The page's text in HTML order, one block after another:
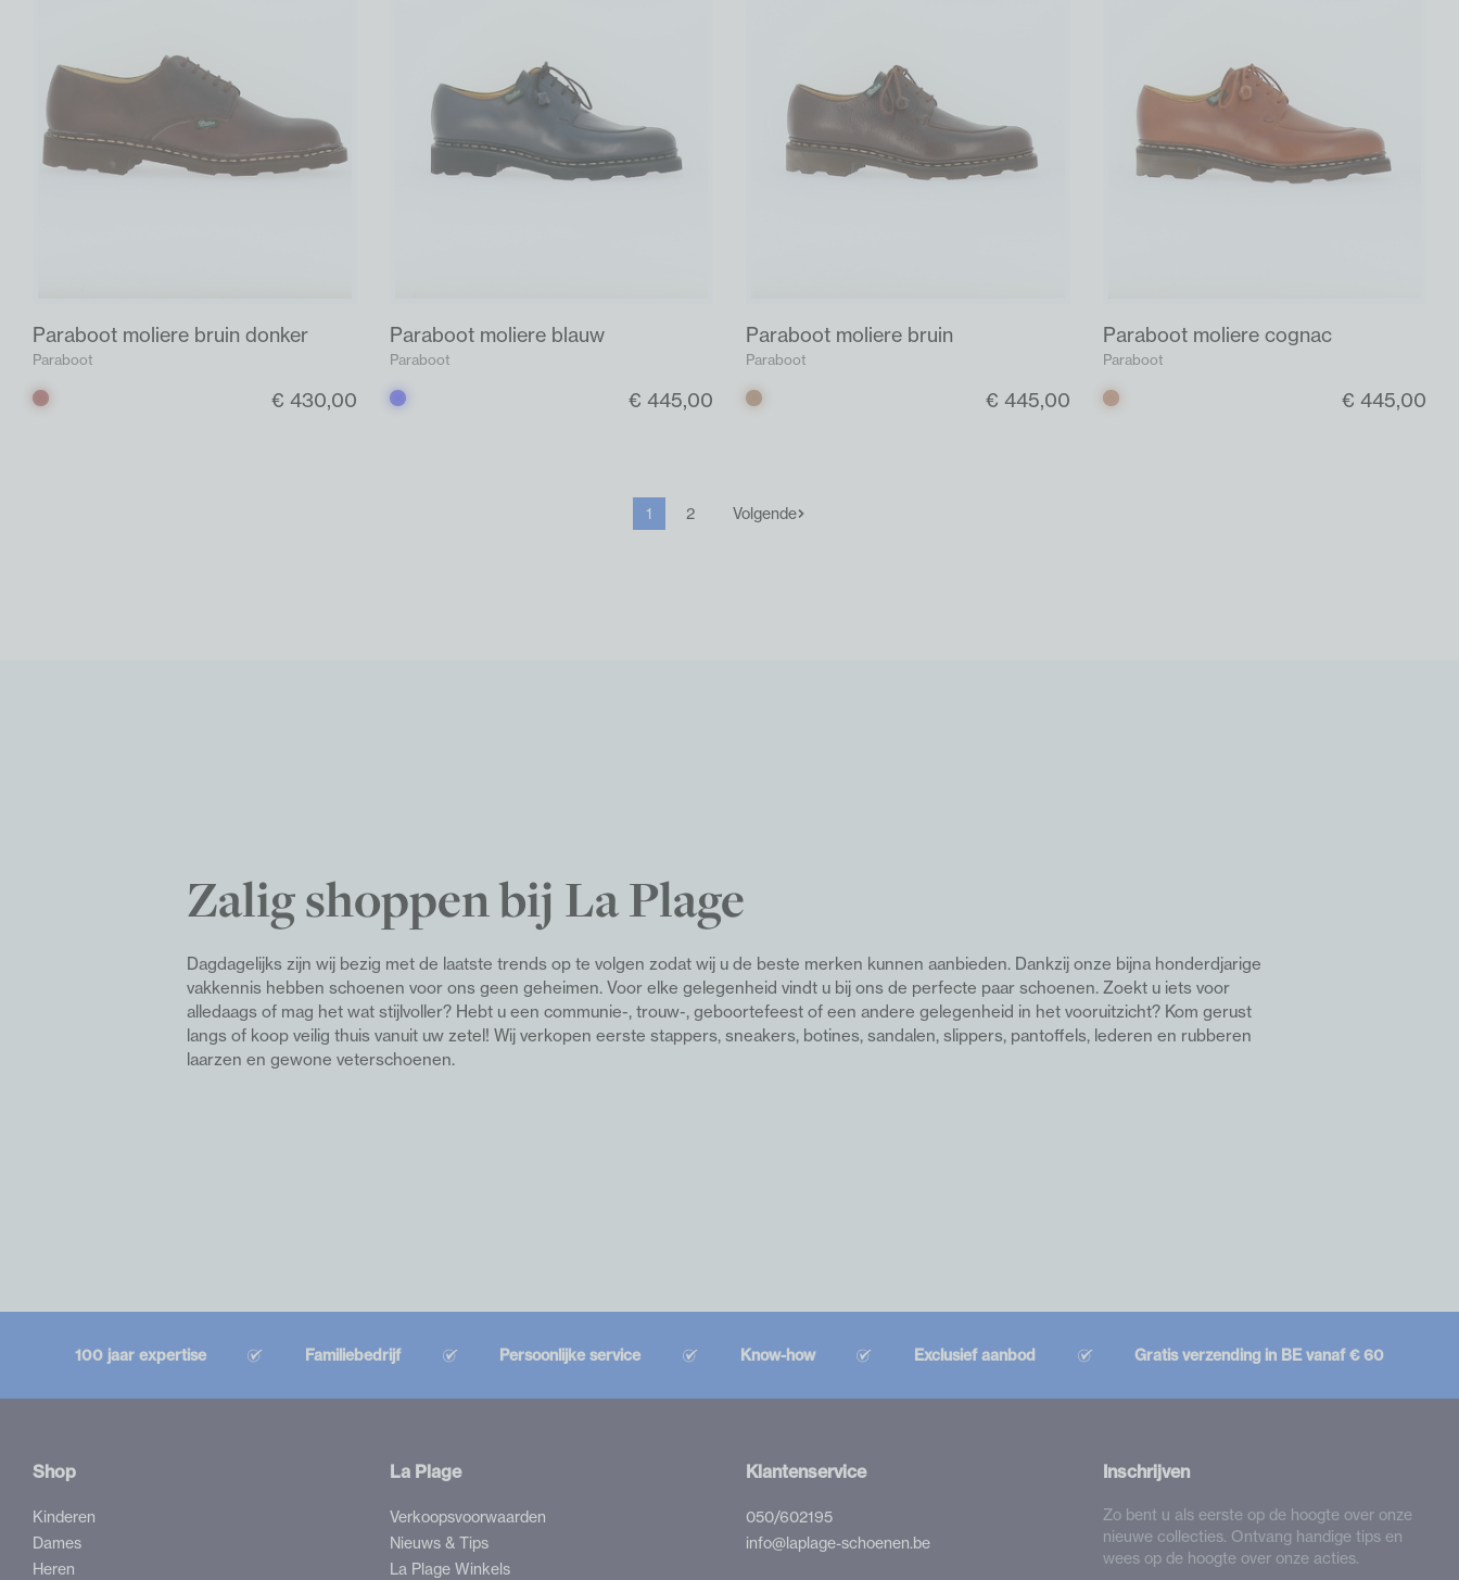
Paraboot moliere bruin donker
Paraboot
Bruin
€ 430,00
Paraboot moliere blauw
Paraboot
Blauw € 445,00
Paraboot moliere bruin
Paraboot
Bruin € 445,00
Paraboot moliere cognac
Paraboot
Cognac € 445,00
1 2 Volgende
Zalig shoppen bij La Plage
Dagdagelijks zijn wij bezig met de laatste trends op te volgen zodat wij u de beste merken kunnen aanbieden. Dankzij onze bijna honderdjarige
vakkennis hebben schoenen voor ons geen geheimen. Voor elke gelegenheid vindt u bij ons de perfecte paar schoenen. Zoekt u iets voor
alledaags of mag het wat stijlvoller? Hebt u een communie-, trouw-, geboortefeest of een andere gelegenheid in het vooruitzicht? Kom gerust
langs of koop veilig thuis vanuit uw zetel! Wij verkopen eerste stappers, sneakers, botines, sandalen, slippers, pantoffels, lederen en rubberen
laarzen en gewone veterschoenen.
100 jaar expertise Familiebedrijf Persoonlijke service Know-how Exclusief aanbod Gratis verzending in BE vanaf € 60
Shop
Kinderen
Dames
Heren
La Plage
Verkoopsvoorwaarden
Nieuws & Tips
La Plage Winkels
Klantenservice
050/602195
info@laplage-schoenen.be
Inschrijven
Zo bent u als eerste op de hoogte over onze
nieuwe collecties. Ontvang handige tips en
wees op de hoogte over onze acties.